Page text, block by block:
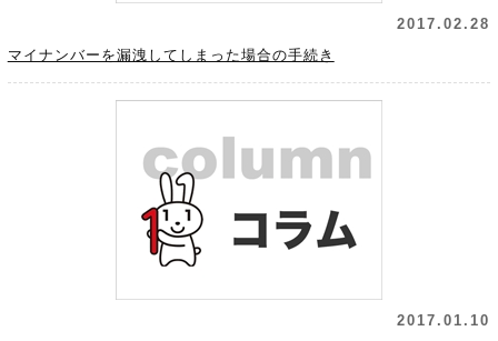
2017.02.28
マイナンバーを漏洩してしまった場合の手続き
2017.01.10